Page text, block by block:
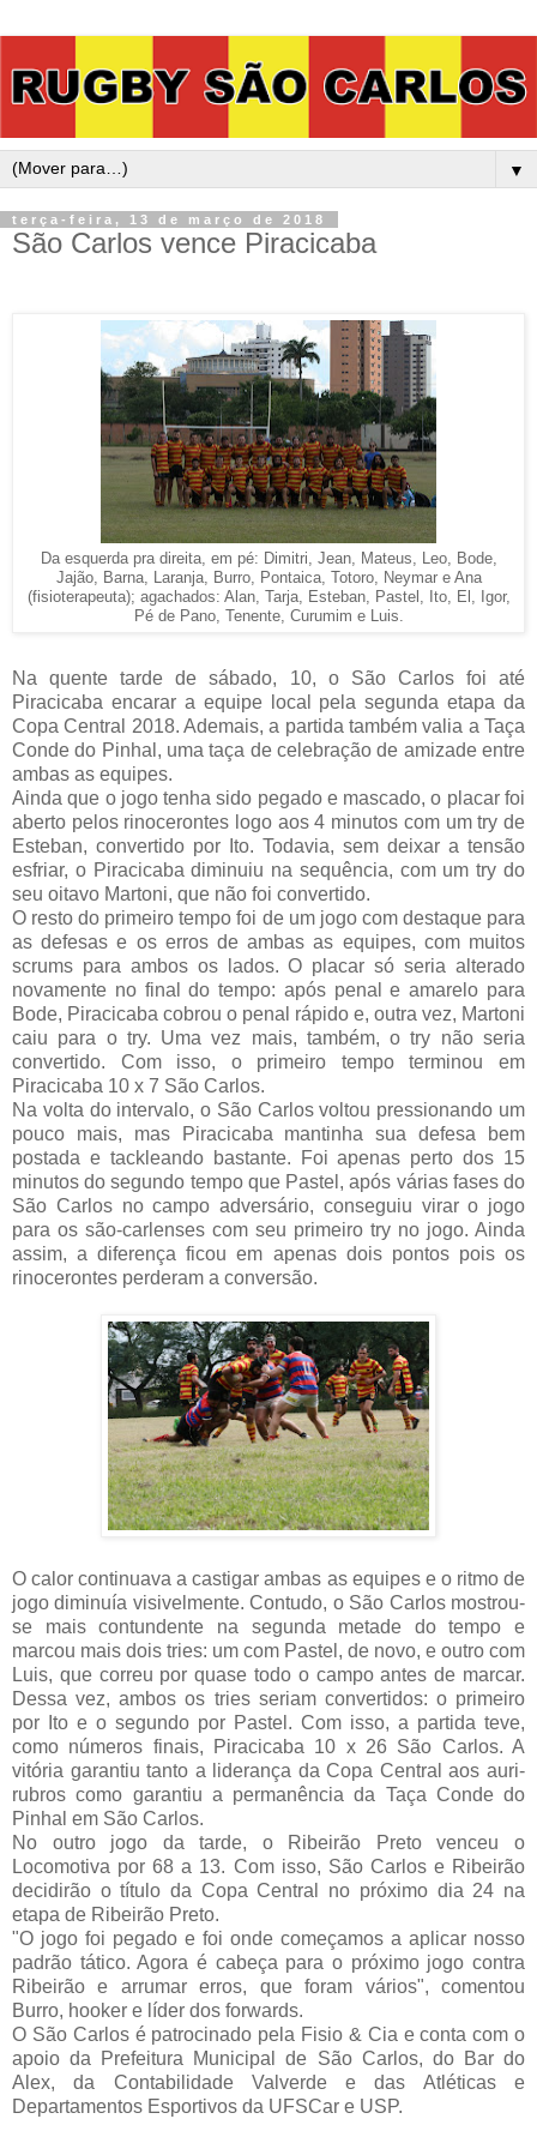
▼
terça-feira, 13 de março de 2018
São Carlos vence Piracicaba
Da esquerda pra direita, em pé: Dimitri, Jean, Mateus, Leo, Bode,
Jajão, Barna, Laranja, Burro, Pontaica, Totoro, Neymar e Ana
(fisioterapeuta); agachados: Alan, Tarja, Esteban, Pastel, Ito, El, Igor,
Pé de Pano, Tenente, Curumim e Luis.
Na quente tarde de sábado, 10, o São Carlos foi até
Piracicaba encarar a equipe local pela segunda etapa da
Copa Central 2018. Ademais, a partida também valia a Taça
Conde do Pinhal, uma taça de celebração de amizade entre
ambas as equipes.
Ainda que o jogo tenha sido pegado e mascado, o placar foi
aberto pelos rinocerontes logo aos 4 minutos com um try de
Esteban, convertido por Ito. Todavia, sem deixar a tensão
esfriar, o Piracicaba diminuiu na sequência, com um try do
seu oitavo Martoni, que não foi convertido.
O resto do primeiro tempo foi de um jogo com destaque para
as defesas e os erros de ambas as equipes, com muitos
scrums para ambos os lados. O placar só seria alterado
novamente no final do tempo: após penal e amarelo para
Bode, Piracicaba cobrou o penal rápido e, outra vez, Martoni
caiu para o try. Uma vez mais, também, o try não seria
convertido. Com isso, o primeiro tempo terminou em
Piracicaba 10 x 7 São Carlos.
Na volta do intervalo, o São Carlos voltou pressionando um
pouco mais, mas Piracicaba mantinha sua defesa bem
postada e tackleando bastante. Foi apenas perto dos 15
minutos do segundo tempo que Pastel, após várias fases do
São Carlos no campo adversário, conseguiu virar o jogo
para os são-carlenses com seu primeiro try no jogo. Ainda
assim, a diferença ficou em apenas dois pontos pois os
rinocerontes perderam a conversão.
O calor continuava a castigar ambas as equipes e o ritmo de
jogo diminuía visivelmente. Contudo, o São Carlos mostrou-
se mais contundente na segunda metade do tempo e
marcou mais dois tries: um com Pastel, de novo, e outro com
Luis, que correu por quase todo o campo antes de marcar.
Dessa vez, ambos os tries seriam convertidos: o primeiro
por Ito e o segundo por Pastel. Com isso, a partida teve,
como números finais, Piracicaba 10 x 26 São Carlos. A
vitória garantiu tanto a liderança da Copa Central aos auri-
rubros como garantiu a permanência da Taça Conde do
Pinhal em São Carlos.
No outro jogo da tarde, o Ribeirão Preto venceu o
Locomotiva por 68 a 13. Com isso, São Carlos e Ribeirão
decidirão o título da Copa Central no próximo dia 24 na
etapa de Ribeirão Preto.
"O jogo foi pegado e foi onde começamos a aplicar nosso
padrão tático. Agora é cabeça para o próximo jogo contra
Ribeirão e arrumar erros, que foram vários", comentou
Burro, hooker e líder dos forwards.
O São Carlos é patrocinado pela Fisio & Cia e conta com o
apoio da Prefeitura Municipal de São Carlos, do Bar do
Alex, da Contabilidade Valverde e das Atléticas e
Departamentos Esportivos da UFSCar e USP.